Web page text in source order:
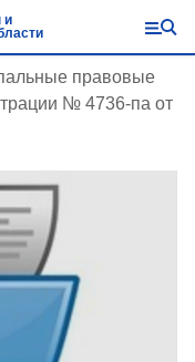
и
правовые
№ 4736-па от